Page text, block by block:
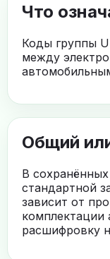
Что
Коды группы
между
Общий
В
стандартной
зависит от
комплектации
расшифровку